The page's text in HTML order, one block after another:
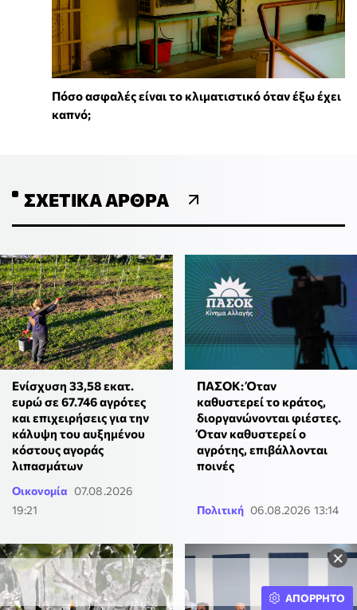
×
Πόσο ασφαλές είναι το κλιματιστικό όταν έξω έχει
καπνό;
ΣΧΕΤΙΚΆ ΆΡΘΡΑ
Ενίσχυση 33,58 εκατ.
ευρώ σε 67.746 αγρότες
και επιχειρήσεις για την
κάλυψη του αυξημένου
κόστους αγοράς
λιπασμάτων
Οικονομία 07.08.2026
19:21
ΠΑΣΟΚ: Όταν
καθυστερεί το κράτος,
διοργανώνονται φιέστες.
Όταν καθυστερεί ο
αγρότης, επιβάλλονται
ποινές
Πολιτική 06.08.2026 13:14
ΑΠΟΡΡΗΤΟ